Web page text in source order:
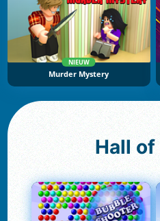
NIEUW
Murder Mystery
Hall of